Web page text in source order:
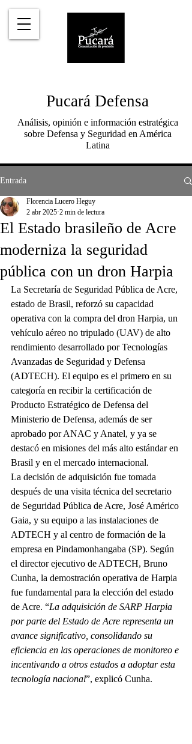
Pucará Defensa
Análisis, opinión e información estratégica
sobre Defensa y Seguridad en América
Latina
Entrada
El Estado brasileño de Acre
moderniza la seguridad
pública con un dron Harpia
Florencia Lucero Heguy
2 abr 2025 2 min de lectura
La Secretaría de Seguridad Pública de Acre,
estado de Brasil, reforzó su capacidad
operativa con la compra del dron Harpia, un
vehículo aéreo no tripulado (UAV) de alto
rendimiento desarrollado por Tecnologías
Avanzadas de Seguridad y Defensa
(ADTECH). El equipo es el primero en su
categoría en recibir la certificación de
Producto Estratégico de Defensa del
Ministerio de Defensa, además de ser
aprobado por ANAC y Anatel, y ya se
destacó en misiones del más alto estándar en
Brasil y en el mercado internacional.
La decisión de adquisición fue tomada
después de una visita técnica del secretario
de Seguridad Pública de Acre, José Américo
Gaia, y su equipo a las instalaciones de
ADTECH y al centro de formación de la
empresa en Pindamonhangaba (SP). Según
el director ejecutivo de ADTECH, Bruno
Cunha, la demostración operativa de Harpia
fue fundamental para la elección del estado
de Acre. “La adquisición de SARP Harpia
por parte del Estado de Acre representa un
avance significativo, consolidando su
eficiencia en las operaciones de monitoreo e
incentivando a otros estados a adoptar esta
tecnología nacional”, explicó Cunha.